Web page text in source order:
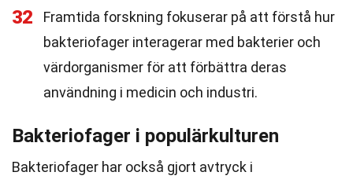
32
Framtida forskning fokuserar på att förstå hur
bakteriofager interagerar med bakterier och
värdorganismer för att förbättra deras
användning i medicin och industri.
Bakteriofager i populärkulturen
Bakteriofager har också gjort avtryck i